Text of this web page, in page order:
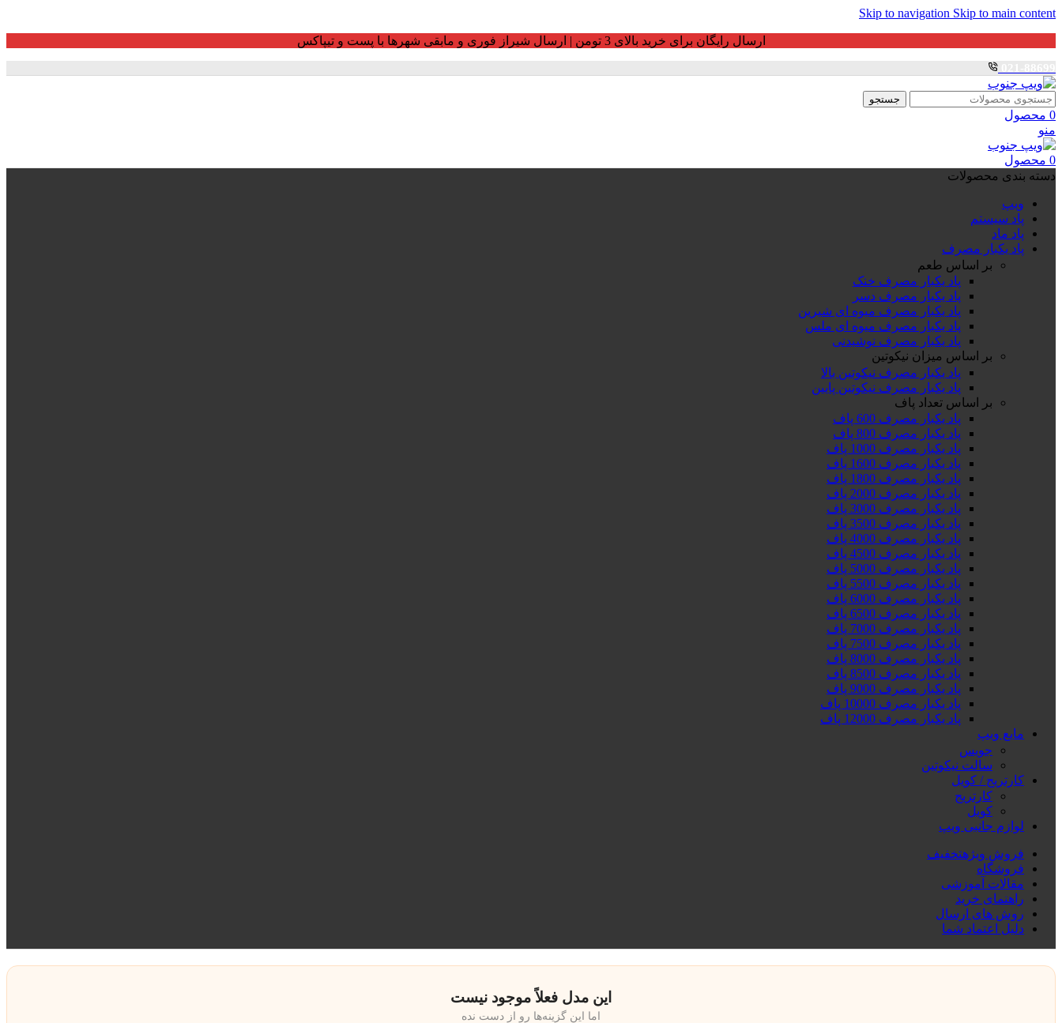
Skip to navigation Skip to main content
ارسال رایگان برای خرید بالای 3 تومن | ارسال شیراز فوری و مابقی شهرها با پست و تیپاکس
جستجو
0 محصول
منو
0 محصول
دسته بندی محصولات
ویپ
پاد سیستم
پاد ماد
پاد یکبار مصرف
بر اساس طعم
پاد یکبار مصرف خنک
پاد یکبار مصرف دسر
پاد یکبار مصرف میوه ای شیرین
پاد یکبار مصرف میوه ای ملس
پاد یکبار مصرف نوشیدنی
بر اساس میزان نیکوتین
پاد یکبار مصرف نیکوتین بالا
پاد یکبار مصرف نیکوتین پایین
بر اساس تعداد پاف
پاد یکبار مصرف 600 پاف
پاد یکبار مصرف 800 پاف
پاد یکبار مصرف 1000 پاف
پاد یکبار مصرف 1600 پاف
پاد یکبار مصرف 1800 پاف
پاد یکبار مصرف 2000 پاف
پاد یکبار مصرف 3000 پاف
پاد یکبار مصرف 3500 پاف
پاد یکبار مصرف 4000 پاف
پاد یکبار مصرف 4500 پاف
پاد یکبار مصرف 5000 پاف
پاد یکبار مصرف 5500 پاف
پاد یکبار مصرف 6000 پاف
پاد یکبار مصرف 6500 پاف
پاد یکبار مصرف 7000 پاف
پاد یکبار مصرف 7500 پاف
پاد یکبار مصرف 8000 پاف
پاد یکبار مصرف 8500 پاف
پاد یکبار مصرف 9000 پاف
پاد یکبار مصرف 10000 پاف
پاد یکبار مصرف 12000 پاف
مایع ویپ
جویس
سالت نیکوتین
کارتریج / کویل
کارتریج
کویل
لوازم جانبی ویپ
فروش ویژهتخفیف
فروشگاه
مقالات آموزشی
راهنمای خرید
روش های ارسال
دلیل اعتماد شما
این مدل فعلاً موجود نیست
اما این گزینه‌ها رو از دست نده